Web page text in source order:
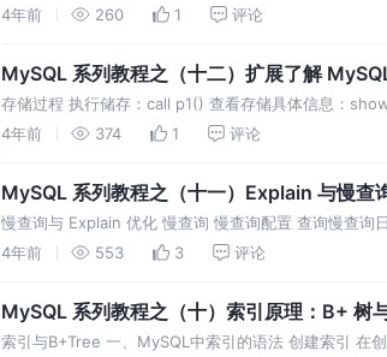
新表； 你可能想允许用户添加数据，但不允许他们删除
4年前 260 1 评论
MySQL 系列教程之（十二）扩展了解
存储过程 执行储存：call p1() 查看存储具体信息：
有千万条数据,在业
4年前 374 1 评论
MySQL 系列教程之（十一）Explain 与慢查
慢查询与 Explain 优化 慢查询 慢查询配置 查询慢查询
官方文档说明 Column JSON名称 含义
4年前 553 3 评论
MySQL 系列教程之（十）索引原理：B+ 树
索引与B+Tree 一、MySQL中索引的语法 创建索引 在